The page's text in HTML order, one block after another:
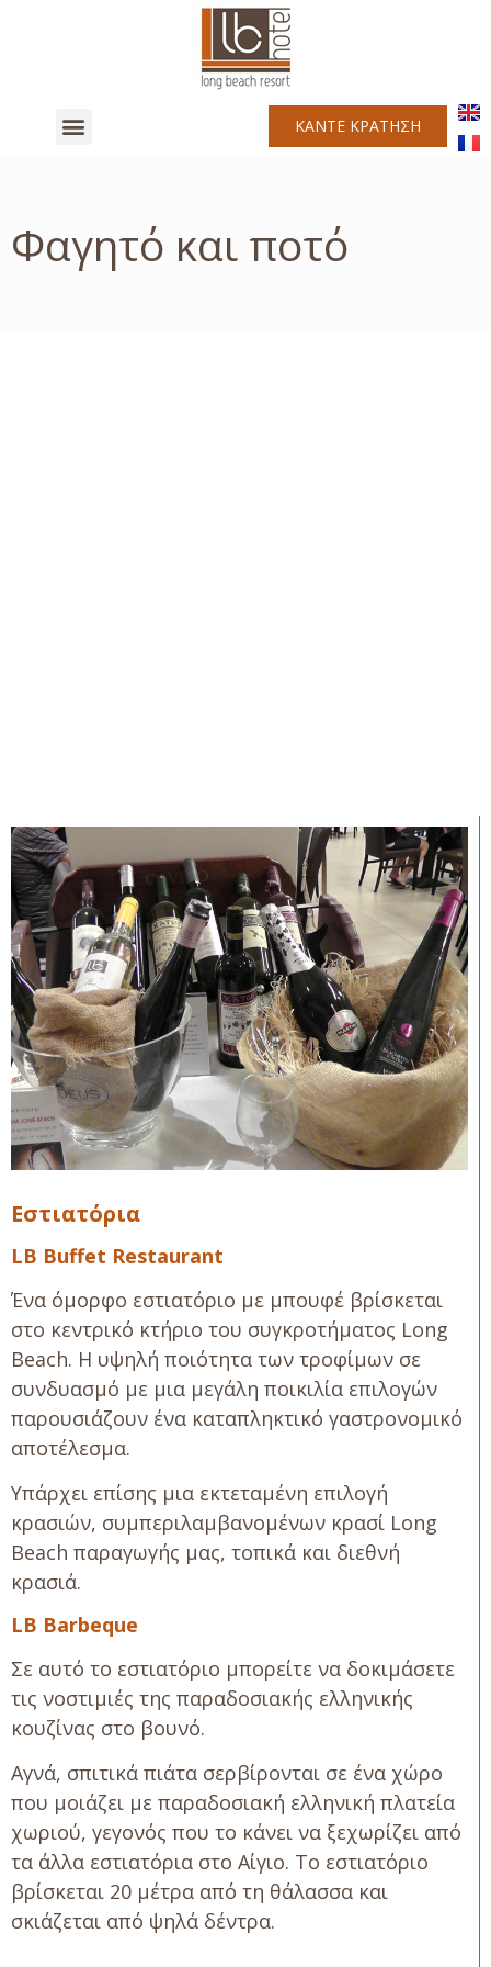
ΚΑΝΤΕ ΚΡΑΤΗΣΗ
Φαγητό και ποτό
Εστιατόρια
LB Buffet Restaurant
Ένα όμορφο εστιατόριο με μπουφέ βρίσκεται
στο κεντρικό κτήριο του συγκροτήματος Long
Beach. Η υψηλή ποιότητα των τροφίμων σε
συνδυασμό με μια μεγάλη ποικιλία επιλογών
παρουσιάζουν ένα καταπληκτικό γαστρονομικό
αποτέλεσμα.
Υπάρχει επίσης μια εκτεταμένη επιλογή
κρασιών, συμπεριλαμβανομένων κρασί Long
Beach παραγωγής μας, τοπικά και διεθνή
κρασιά.
LB Barbeque
Σε αυτό το εστιατόριο μπορείτε να δοκιμάσετε
τις νοστιμιές της παραδοσιακής ελληνικής
κουζίνας στο βουνό.
Αγνά, σπιτικά πιάτα σερβίρονται σε ένα χώρο
που μοιάζει με παραδοσιακή ελληνική πλατεία
χωριού, γεγονός που το κάνει να ξεχωρίζει από
τα άλλα εστιατόρια στο Αίγιο. Το εστιατόριο
βρίσκεται 20 μέτρα από τη θάλασσα και
σκιάζεται από ψηλά δέντρα.